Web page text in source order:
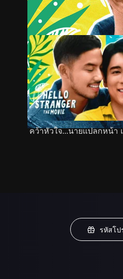
ตัวอย่าง ภาพนิ่ง เนื้
คว้าหัวใจ...นายแปลกหน้า
รหัสโ